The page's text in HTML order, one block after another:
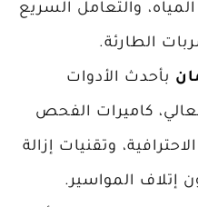
والتعامل السريع
الطارئة.
بأحدث الأدوات
كاميرات الفحص
وتقنيات إزالة
إتلاف المواسير.